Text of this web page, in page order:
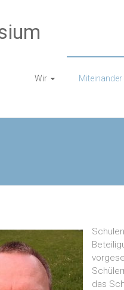
Wir Miteinander
das